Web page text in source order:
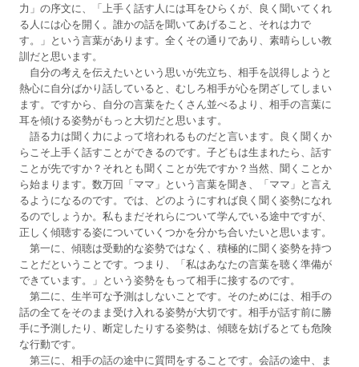
力」の序文に、「上手く話す人には耳をひらくが、良く聞いてくれ
る人には心を開く。誰かの話を聞いてあげること、それは力で
す。」という言葉があります。全くその通りであり、素晴らしい教
訓だと思います。
自分の考えを伝えたいという思いが先立ち、相手を説得しようと
熱心に自分ばかり話していると、むしろ相手が心を閉ざしてしまい
ます。ですから、自分の言葉をたくさん並べるより、相手の言葉に
耳を傾ける姿勢がもっと大切だと思います。
語る力は聞く力によって培われるものだと言います。良く聞くか
らこそ上手く話すことができるのです。子どもは生まれたら、話す
ことが先ですか？それとも聞くことが先ですか？当然、聞くことか
ら始まります。数万回「ママ」という言葉を聞き、「ママ」と言え
るようになるのです。では、どのようにすれば良く聞く姿勢になれ
るのでしょうか。私もまだそれらについて学んでいる途中ですが、
正しく傾聴する姿についていくつかを分かち合いたいと思います。
第一に、傾聴は受動的な姿勢ではなく、積極的に聞く姿勢を持つ
ことだということです。つまり、「私はあなたの言葉を聴く準備が
できています。」という姿勢をもって相手に接するのです。
第二に、生半可な予測はしないことです。そのためには、相手の
話の全てをそのまま受け入れる姿勢が大切です。相手が話す前に勝
手に予測したり、断定したりする姿勢は、傾聴を妨げるとても危険
な行動です。
第三に、相手の話の途中に質問をすることです。会話の途中、ま